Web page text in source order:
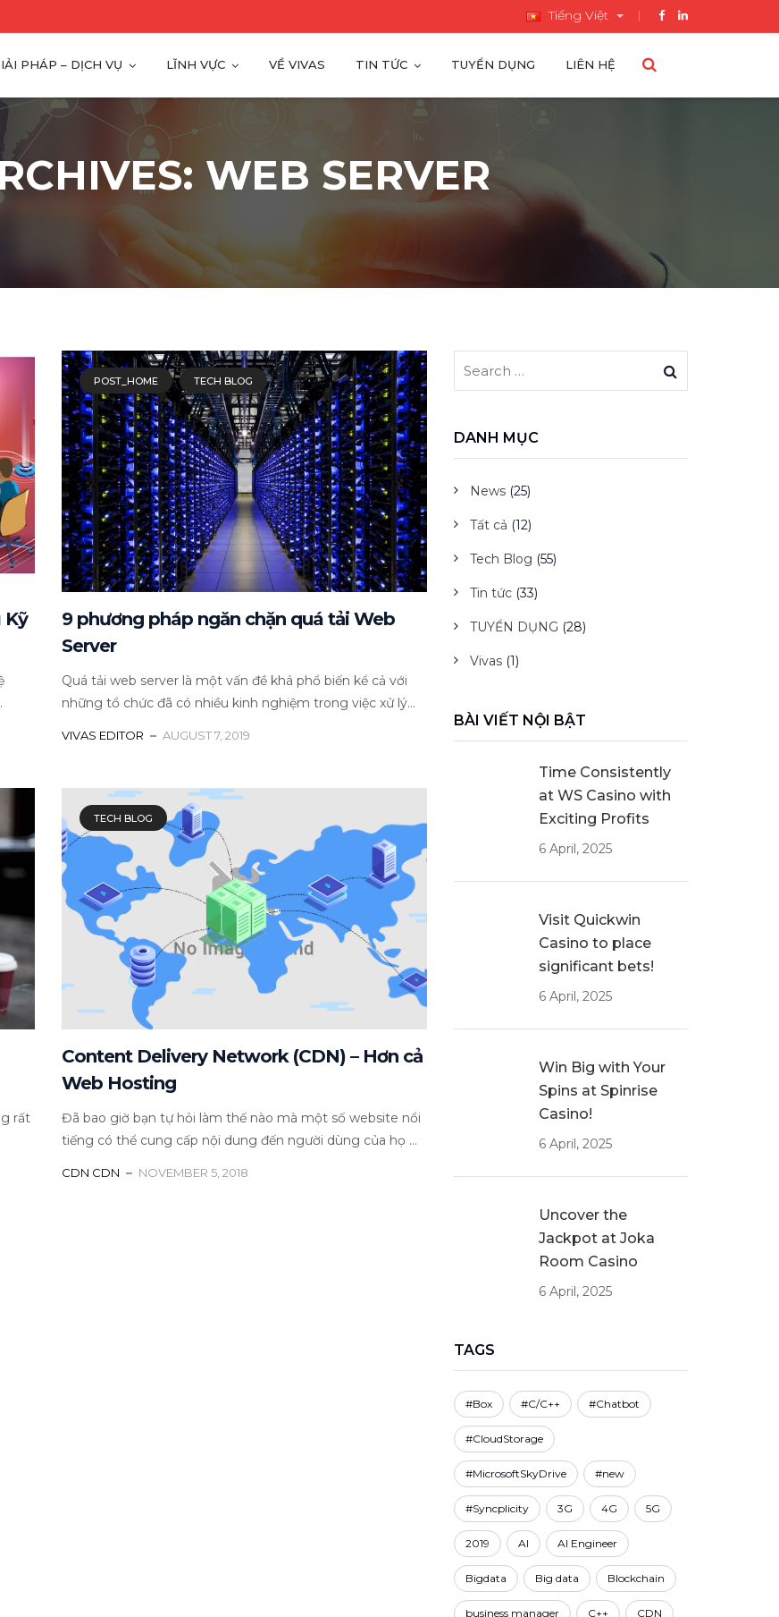
Tiếng Việt
PHÁP – DỊCH VỤ LĨNH VỰC VỀ VIVAS TIN TỨC TUYỂN DỤNG LIÊN HỆ
WEB SERVER
Kỹ
POST_HOME TECH BLOG
9 phương pháp ngăn chặn quá tải Web
Server
Quá tải web server là một vấn đề khá phổ biến kể cả với
những tổ chức đã có nhiều kinh nghiệm trong việc xử lý...
VIVAS EDITOR AUGUST 7, 2019
rất
TECH BLOG
Content Delivery Network (CDN) – Hơn cả
Web Hosting
Đã bao giờ bạn tự hỏi làm thế nào mà một số website nổi
tiếng có thể cung cấp nội dung đến người dùng của họ ...
CDN CDN NOVEMBER 5, 2018
DANH MỤC
News(25)
Tất cả (12)
Tech Blog (55)
Tin tức(33)
TUYỂN DỤNG (28)
Vivas(1)
BÀI VIẾT NỘI BẬT
Time Consistently
at WS Casino with
Exciting Profits
6 April, 2025
Visit Quickwin
Casino to place
significant bets!
6 April, 2025
Win Big with Your
Spins at Spinrise
Casino!
6 April, 2025
Uncover the
Jackpot at Joka
Room Casino
6 April, 2025
TAGS
#Box #C/C++ #Chatbot
#CloudStorage
#MicrosoftSkyDrive #new
#Syncplicity 3G 4G 5G
2019 AI AI Engineer
Bigdata Big data Blockchain
business manager C++ CDN